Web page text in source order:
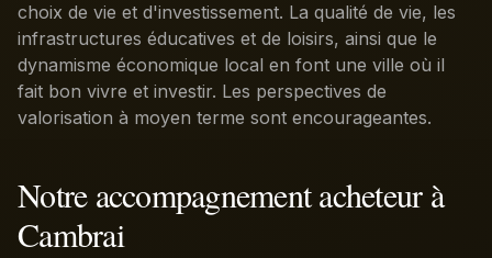
choix de vie et d'investissement. La qualité de vie, les
infrastructures éducatives et de loisirs, ainsi que le
dynamisme économique local en font une ville où il
fait bon vivre et investir. Les perspectives de
valorisation à moyen terme sont encourageantes.
Notre accompagnement acheteur à
Cambrai